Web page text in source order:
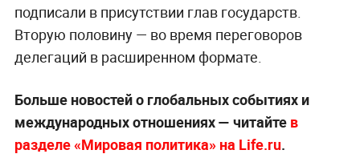
подписали в присутствии глав государств.
Вторую половину — во время переговоров
делегаций в расширенном формате.
Больше новостей о глобальных событиях и
международных отношениях — читайте в
разделе «Мировая политика» на Life.ru.